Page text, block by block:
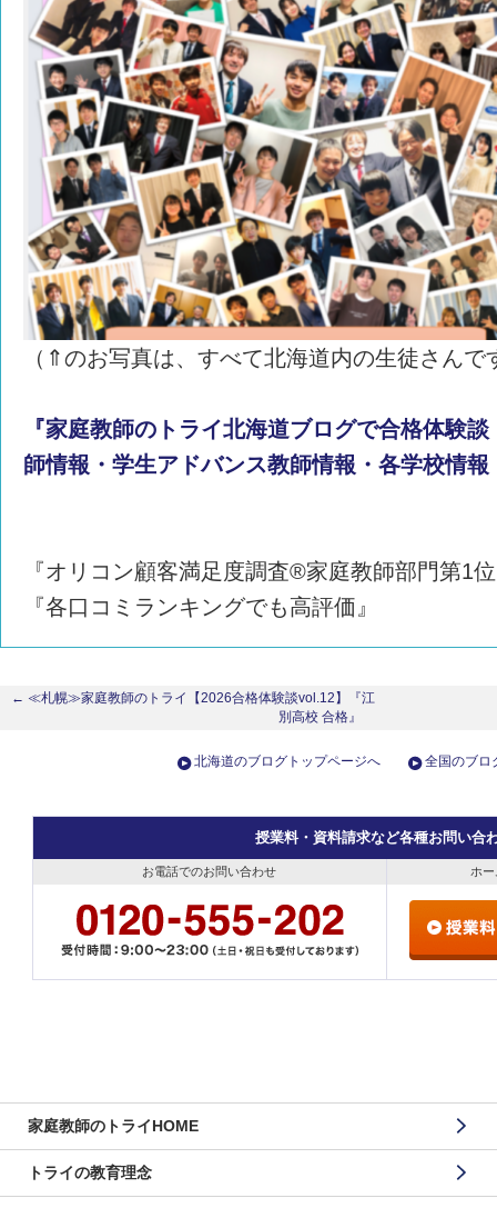
（⇑のお写真は、すべて北海道内の生徒さんで
『家庭教師のトライ北海道ブログで合格体験
師情報・学生アドバンス教師情報・各学校情
『オリコン顧客満足度調査®家庭教師部門第1
『各口コミランキングでも高評価』
← ≪札幌≫家庭教師のトライ【2026合格体験談vol.12】『江
別高校 合格』
北海道のブログトップページへ 全国のブロ
授業料・資料請求など各種お問い合
お電話でのお問い合わせ ホ
家庭教師のトライHOME
トライの教育理念